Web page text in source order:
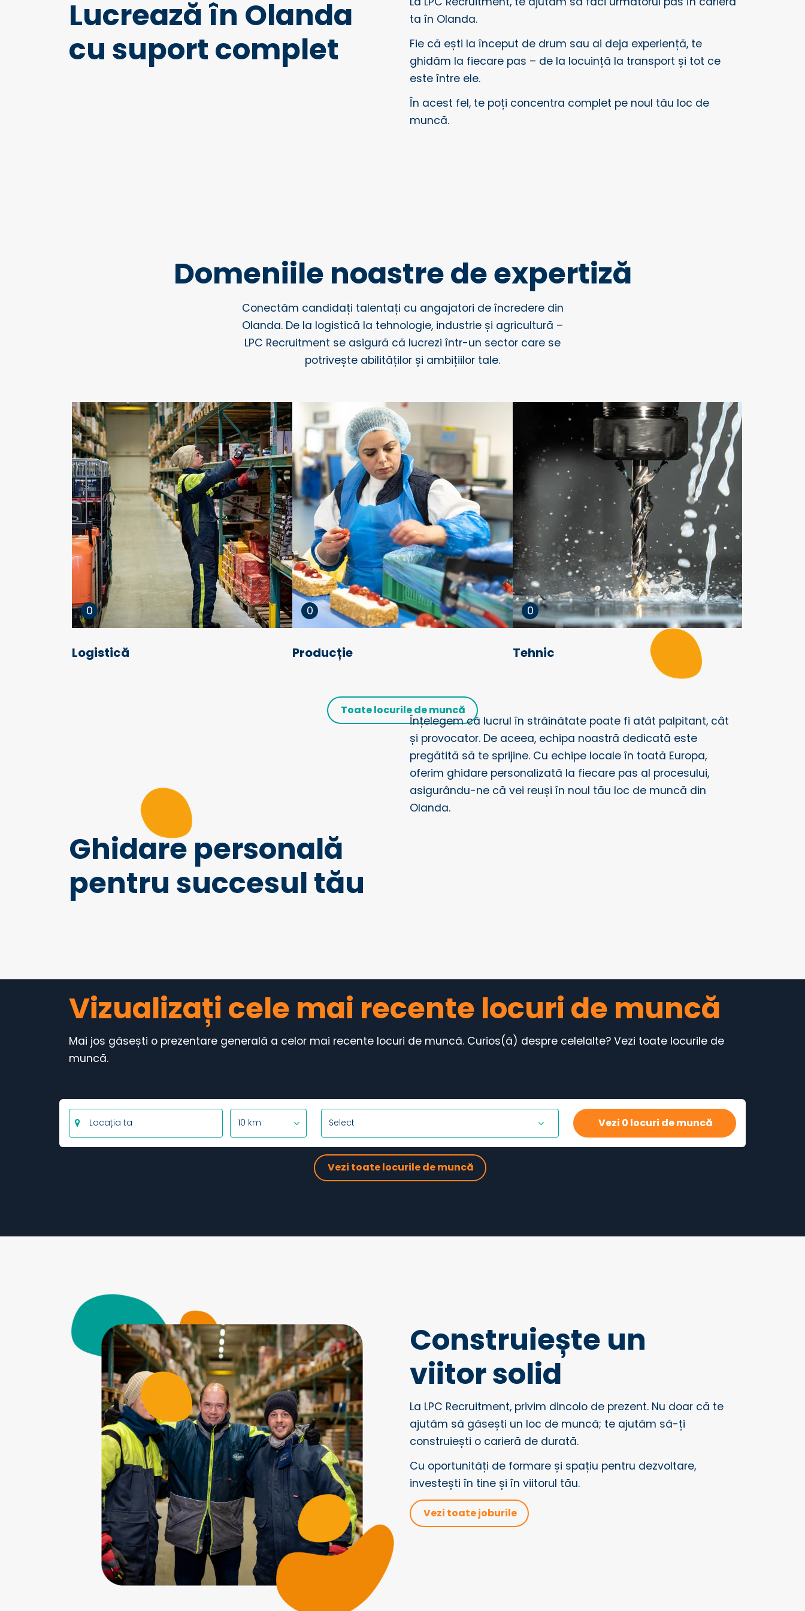
Lucrează în Olanda
cu suport complet
ta în Olanda.
Fie că ești la început de drum sau ai deja experiență, te
ghidăm la fiecare pas – de la locuință la transport și tot ce
este între ele.
În acest fel, te poți concentra complet pe noul tău loc de
muncă.
Domeniile noastre de expertiză
Conectăm candidați talentați cu angajatori de încredere din
Olanda. De la logistică la tehnologie, industrie și agricultură –
LPC Recruitment se asigură că lucrezi într-un sector care se
potrivește abilităților și ambițiilor tale.
0
Logistică
0
Producție
0
Tehnic
Toate locurile de muncă
Ghidare personală
pentru succesul tău
Înțelegem că lucrul în străinătate poate fi atât palpitant, cât
și provocator. De aceea, echipa noastră dedicată este
pregătită să te sprijine. Cu echipe locale în toată Europa,
oferim ghidare personalizată la fiecare pas al procesului,
asigurându-ne că vei reuși în noul tău loc de muncă din
Olanda.
Vizualizați cele mai recente locuri de muncă
Mai jos găsești o prezentare generală a celor mai recente locuri de muncă. Curios(ă) despre celelalte? Vezi toate locurile de
muncă.
10 km Vezi 0 locuri de muncă
Vezi toate locurile de muncă
Construiește un
viitor solid
La LPC Recruitment, privim dincolo de prezent. Nu doar că te
ajutăm să găsești un loc de muncă; te ajutăm să-ți
construiești o carieră de durată.
Cu oportunități de formare și spațiu pentru dezvoltare,
investești în tine și în viitorul tău.
Vezi toate joburile